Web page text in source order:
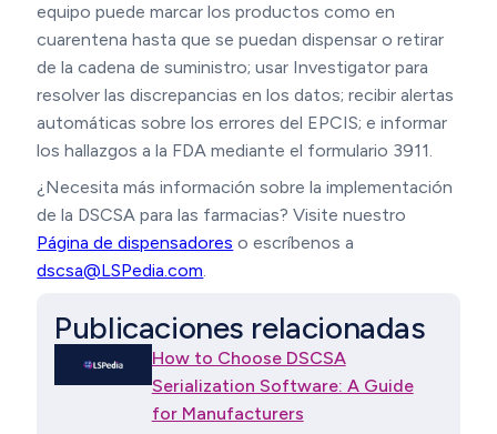
equipo puede marcar los productos como en
cuarentena hasta que se puedan dispensar o retirar
de la cadena de suministro; usar Investigator para
resolver las discrepancias en los datos; recibir alertas
automáticas sobre los errores del EPCIS; e informar
los hallazgos a la FDA mediante el formulario 3911.
¿Necesita más información sobre la implementación
de la DSCSA para las farmacias? Visite nuestro
Página de dispensadores o escríbenos a
dscsa@LSPedia.com.
Publicaciones relacionadas
How to Choose DSCSA
Serialization Software: A Guide
for Manufacturers